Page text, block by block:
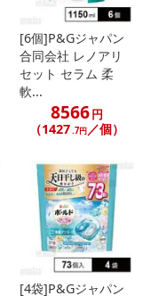
項（※必ずご確認くだ
[6個]P&Gジャパン
合同会社 レノアリ
セット セラム 柔
軟...
8566円
（1427.7円／個）
[4袋]P&Gジャパン